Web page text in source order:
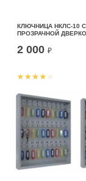
КЛЮЧНИЦА НКЛС-10 С
ПРОЗРАЧНОЙ
2 000 ₽